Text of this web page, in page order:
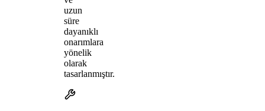
uzun
süre
dayanıklı
onarımlara
yönelik
olarak
tasarlanmıştır.